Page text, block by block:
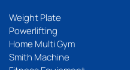
Weight Plate
Powerlifting
Home Multi Gym
Smith Machine